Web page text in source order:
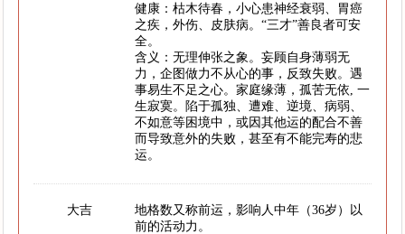
健康：枯木待春，小心患神经衰弱、胃癌
之疾，外伤、皮肤病。“三才”善良者可安
全。
含义：无理伸张之象。妄顾自身薄弱无
力，企图做力不从心的事，反致失败。遇
事易生不足之心。家庭缘薄，孤苦无依, 一
生寂寞。陷于孤独、遭难、逆境、病弱、
不如意等困境中，或因其他运的配合不善
而导致意外的失败，甚至有不能完寿的悲
运。
大吉
地格数又称前运，影响人中年（36岁）以
前的活动力。